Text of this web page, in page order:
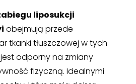
liposukcji
obejmują przede
tkanki tłuszczowej w tych
odporny na zmiany
fizyczną. Idealnymi